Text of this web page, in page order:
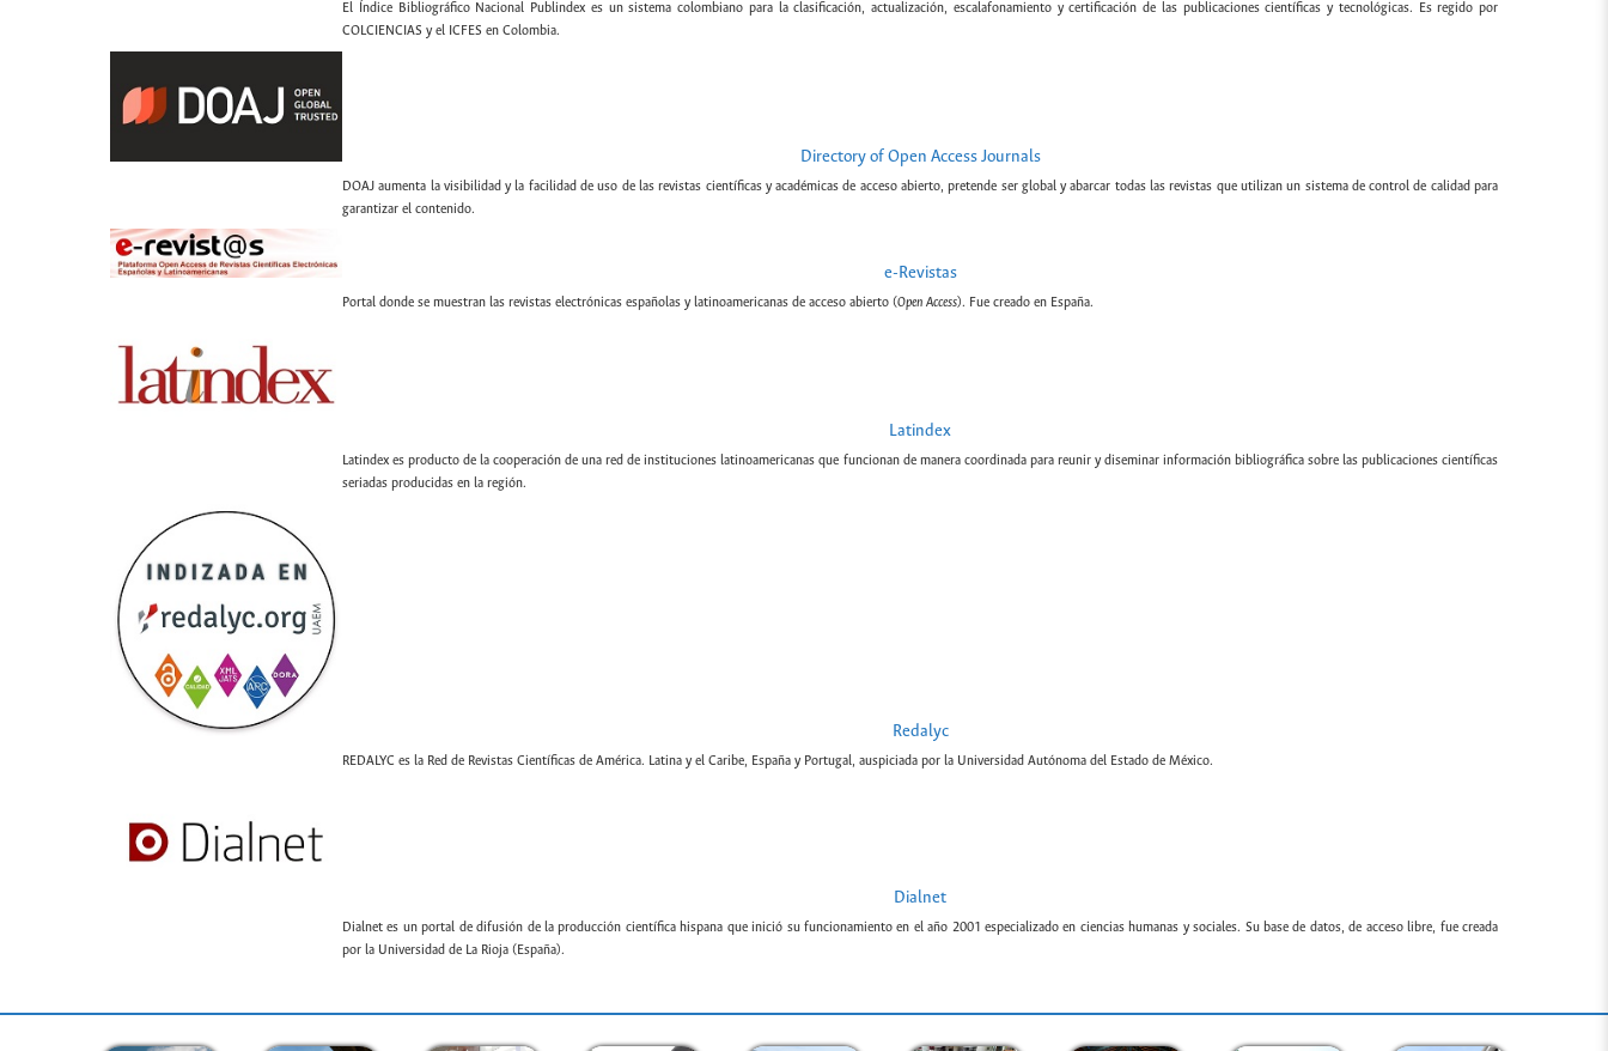
El Índice Bibliográfico Nacional Publindex es un sistema colombiano para la clasificación, actualización, escalafonamiento y certificación de las publicaciones científicas y tecnológicas. Es regido por
COLCIENCIAS y el ICFES en Colombia.
Directory of Open Access Journals
DOAJ aumenta la visibilidad y la facilidad de uso de las revistas científicas y académicas de acceso abierto, pretende ser global y abarcar todas las revistas que utilizan un sistema de control de calidad para
garantizar el contenido.
e-Revistas
Portal donde se muestran las revistas electrónicas españolas y latinoamericanas de acceso abierto (Open Access). Fue creado en España.
Latindex
Latindex es producto de la cooperación de una red de instituciones latinoamericanas que funcionan de manera coordinada para reunir y diseminar información bibliográfica sobre las publicaciones científicas
seriadas producidas en la región.
Redalyc
REDALYC es la Red de Revistas Científicas de América. Latina y el Caribe, España y Portugal, auspiciada por la Universidad Autónoma del Estado de México.
Dialnet
Dialnet es un portal de difusión de la producción científica hispana que inició su funcionamiento en el año 2001 especializado en ciencias humanas y sociales. Su base de datos, de acceso libre, fue creada
por la Universidad de La Rioja (España).